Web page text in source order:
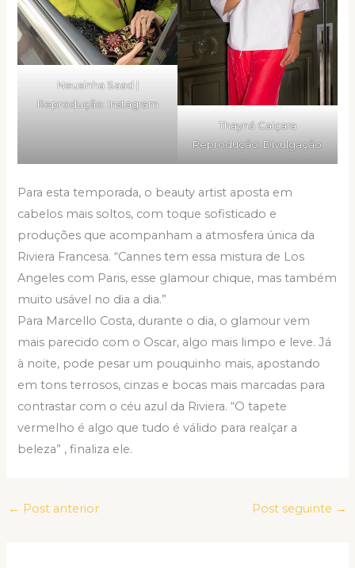
Neusinha Saad |
Reprodução: Instagram
Thayná Caiçara
Reprodução: Divulgação
Para esta temporada, o beauty artist aposta em
cabelos mais soltos, com toque sofisticado e
produções que acompanham a atmosfera única da
Riviera Francesa. “Cannes tem essa mistura de Los
Angeles com Paris, esse glamour chique, mas também
muito usável no dia a dia.”
Para Marcello Costa, durante o dia, o glamour vem
mais parecido com o Oscar, algo mais limpo e leve. Já
à noite, pode pesar um pouquinho mais, apostando
em tons terrosos, cinzas e bocas mais marcadas para
contrastar com o céu azul da Riviera. “O tapete
vermelho é algo que tudo é válido para realçar a
beleza” , finaliza ele.
← Post anterior Post seguinte →